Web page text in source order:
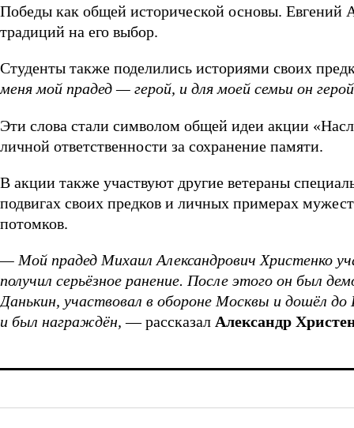
Победы как общей исторической основы. Евгений
традиций на его выбор.
Студенты также поделились историями своих
меня мой прадед — герой, и для моей семьи он
Эти слова стали символом общей идеи акции
личной ответственности за сохранение памяти.
В акции также участвуют другие ветераны
подвигах своих предков и личных примерах
потомков.
— Мой прадед Михаил Александрович Христенко
получил серьёзное ранение. После этого он был
Данькин, участвовал в обороне Москвы и дошёл
и был награждён, — рассказал Александр